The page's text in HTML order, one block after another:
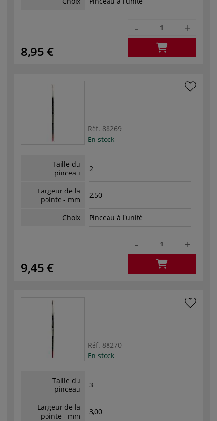
8,95 €
- +
Réf. 88269
En stock
Taille du
pinceau
2
Largeur de la
pointe - mm
2,50
Choix Pinceau à l'unité
9,45 €
- +
Réf. 88270
En stock
Taille du
pinceau
3
Largeur de la
pointe - mm
3,00